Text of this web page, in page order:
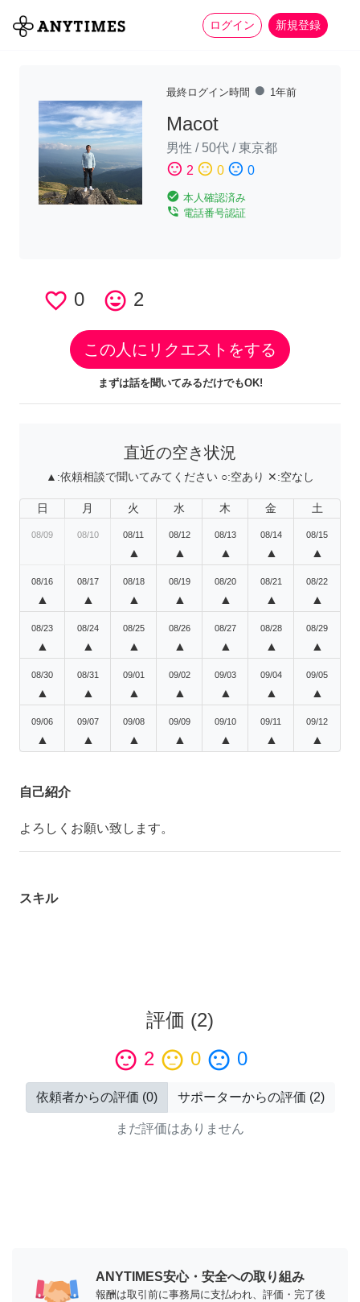
ログイン 新規登録
全て 家事 more_horiz
最終ログイン時間 fiber_manual_record 1年前
Macot
男性 / 50代 /東京都
sentiment_satisfied 2 sentiment_neutral 0 sentiment_dissatisfied 0
check_circle 本人確認済み
phone_in_talk 電話番号認証
favorite_border 0 tag_faces 2
この人にリクエストをする
まずは話を聞いてみるだけでもOK!
直近の空き状況
▲:依頼相談で聞いてみてください ○:空あり ✕:空なし
日 月 火 水 木 金 土
08/09 08/10 08/11
▲
08/12
▲
08/13
▲
08/14
▲
08/15
▲
08/16
▲
08/17
▲
08/18
▲
08/19
▲
08/20
▲
08/21
▲
08/22
▲
08/23
▲
08/24
▲
08/25
▲
08/26
▲
08/27
▲
08/28
▲
08/29
▲
08/30
▲
08/31
▲
09/01
▲
09/02
▲
09/03
▲
09/04
▲
09/05
▲
09/06
▲
09/07
▲
09/08
▲
09/09
▲
09/10
▲
09/11
▲
09/12
▲
自己紹介
よろしくお願い致します。
スキル
評価 (2)
sentiment_satisfied 2 sentiment_neutral 0 sentiment_dissatisfied 0
依頼者からの評価 (0) サポーターからの評価 (2)
まだ評価はありません
ANYTIMES安心・安全への取り組み
報酬は取引前に事務局に支払われ、評価・完了後